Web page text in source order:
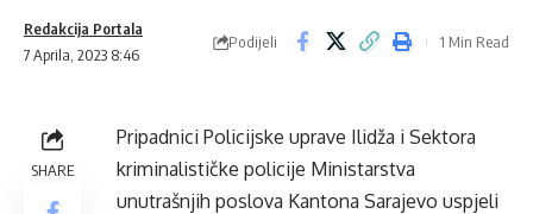
7 Aprila, 2023 8:46
Redakcija Portala
Podijeli 1 Min Read
SHARE
Pripadnici Policijske uprave Ilidža i Sektora
kriminalističke policije Ministarstva
unutrašnjih poslova Kantona Sarajevo uspjeli